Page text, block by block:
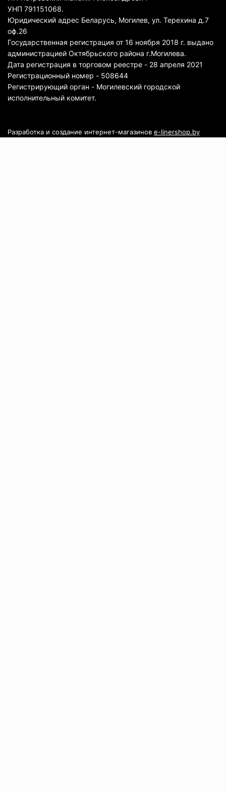
УНП 791151068.
Юридический адрес Беларусь, Могилев, ул. Терехина д.7
оф.26
Государственная регистрация от 16 ноября 2018 г. выдано
администрацией Октябрьского района г.Могилева.
Дата регистрация в торговом реестре - 28 апреля 2021
Регистрационный номер - 508644
Регистрирующий орган - Могилевский городской
исполнительный комитет.
Разработка и создание интернет-магазинов e-linershop.by